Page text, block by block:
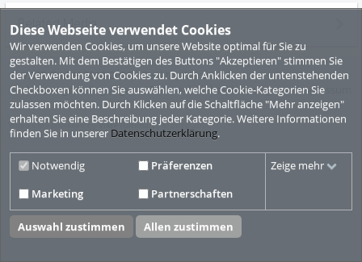
Diese Webseite verwendet Cookies
Wir verwenden Cookies, um unsere Website optimal für Sie zu
gestalten. Mit dem Bestätigen des Buttons "Akzeptieren" stimmen Sie
der Verwendung von Cookies zu. Durch Anklicken der untenstehenden
Checkboxen können Sie auswählen, welche Cookie-Kategorien Sie
zulassen möchten. Durch Klicken auf die Schaltfläche "Mehr anzeigen"
erhalten Sie eine Beschreibung jeder Kategorie. Weitere Informationen
finden Sie in unserer Datenschutzerklärung.
Notwendig
Präferenzen
Marketing
Partnerschaften
Zeige mehr
Auswahl zustimmen Allen zustimmen
Related Media
© ViMP GmbH 2010-2026
Desktop Version
Nutzungsbedingungen
Datenschutzbestimmungen Impressum
Video CMS powered byViMP (Ultimate)© 2010-2026